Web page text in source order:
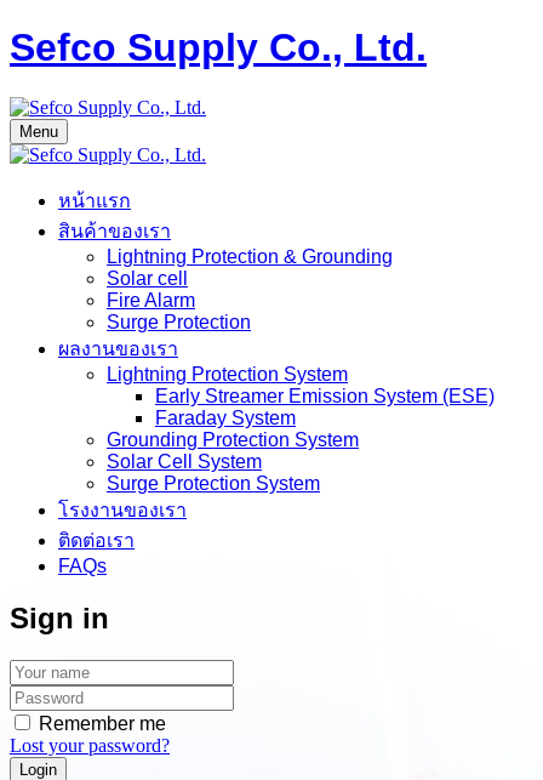
Sefco Supply Co., Ltd.
Menu
หน้าแรก
สินค้าของเรา
Lightning Protection & Grounding
Solar cell
Fire Alarm
Surge Protection
ผลงานของเรา
Lightning Protection System
Early Streamer Emission System (ESE)
Faraday System
Grounding Protection System
Solar Cell System
Surge Protection System
โรงงานของเรา
ติดต่อเรา
FAQs
Sign in
Remember me
Lost your password?